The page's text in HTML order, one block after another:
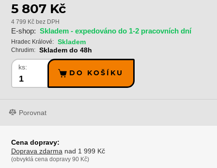
5 807 Kč
4 799 Kč bez DPH
E-shop: Skladem - expedováno do 1-2 pracovních dní
Hradec Králové: Skladem
Chrudim: Skladem do 48h
ks:
DO KOŠÍKU
Porovnat
Cena dopravy:
Doprava zdarma nad 1 999 Kč
(obvyklá cena dopravy 90 Kč)